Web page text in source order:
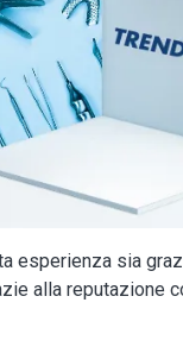
esperienza sia
alla reputazione